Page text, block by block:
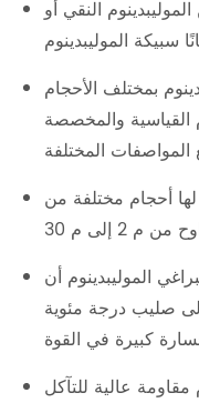
النقي أو
بمختلف الأحجام
القياسية والمخصصة
أحجام مختلفة من
الموليبدينوم أن
صليب درجة مئوية
عالية للتآكل